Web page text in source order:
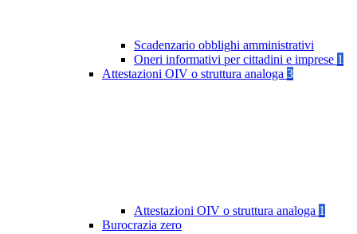
Scadenzario obblighi amministrativi
Oneri informativi per cittadini e imprese 1
Attestazioni OIV o struttura analoga 3
Attestazioni OIV o struttura analoga 1
Burocrazia zero